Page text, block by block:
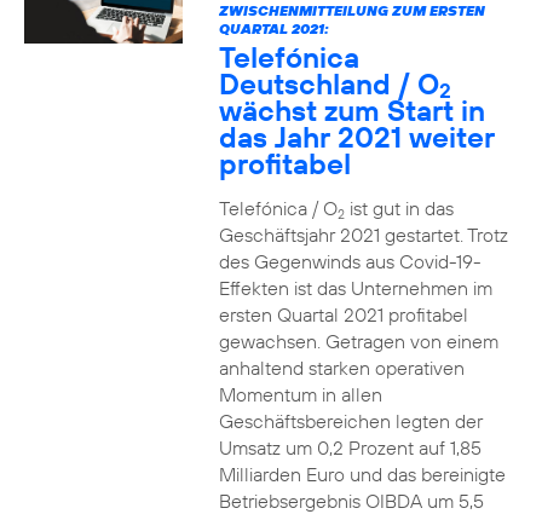
ZWISCHENMITTEILUNG ZUM ERSTEN
QUARTAL 2021:
Telefónica
Deutschland / O2
wächst zum Start in
das Jahr 2021 weiter
profitabel
Telefónica / O2ist gut in das
Geschäftsjahr 2021 gestartet. Trotz
des Gegenwinds aus Covid-19-
Effekten ist das Unternehmen im
ersten Quartal 2021 profitabel
gewachsen. Getragen von einem
anhaltend starken operativen
Momentum in allen
Geschäftsbereichen legten der
Umsatz um 0,2 Prozent auf 1,85
Milliarden Euro und das bereinigte
Betriebsergebnis OIBDA um 5,5